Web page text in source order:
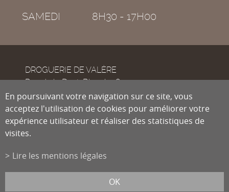
SAMEDI
8H30 - 17H00
DROGUERIE DE VALÈRE
Rue de la Dent-Blanche 8
CH-1950
Sion
Tél.
info@droguiste.net
En poursuivant votre navigation sur ce site, vous
acceptez l'utilisation de cookies pour améliorer votre
expérience utilisateur et réaliser des statistiques de
visites.
Lire les mentions légales
OK